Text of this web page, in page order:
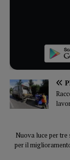
Nuova luce per tre
per il